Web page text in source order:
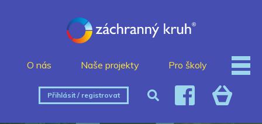
O nás Naše projekty Pro školy
Přihlásit / registrovat